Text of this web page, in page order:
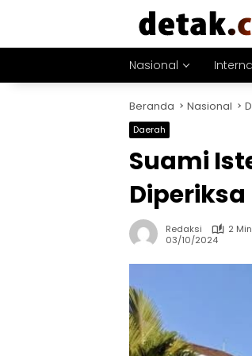
Nasional
Beranda Nasional
Daerah
Suami
Diperiksa
Redaksi
2
03/10/2024